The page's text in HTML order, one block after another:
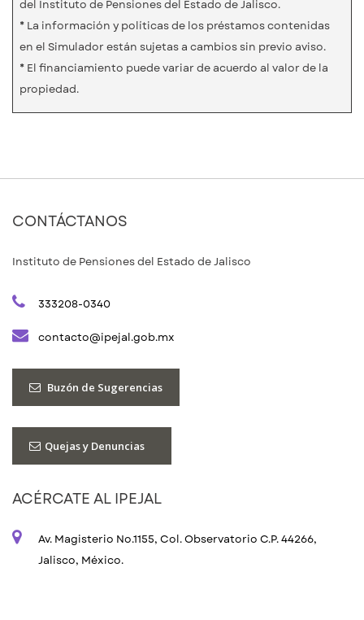
del Instituto de Pensiones del Estado de Jalisco.
* La información y políticas de los préstamos contenidas
en el Simulador están sujetas a cambios sin previo aviso.
* El financiamiento puede variar de acuerdo al valor de la
propiedad.
CONTÁCTANOS
Instituto de Pensiones del Estado de Jalisco
333208-0340
contacto@ipejal.gob.mx
Buzón de Sugerencias
Quejas y Denuncias
ACÉRCATE AL IPEJAL
Av. Magisterio No.1155, Col. Observatorio C.P. 44266,
Jalisco, México.